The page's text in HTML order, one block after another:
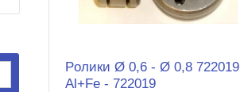
Poлики Ø 0,6 - Ø 0,8 722019
Al+Fe - 722019